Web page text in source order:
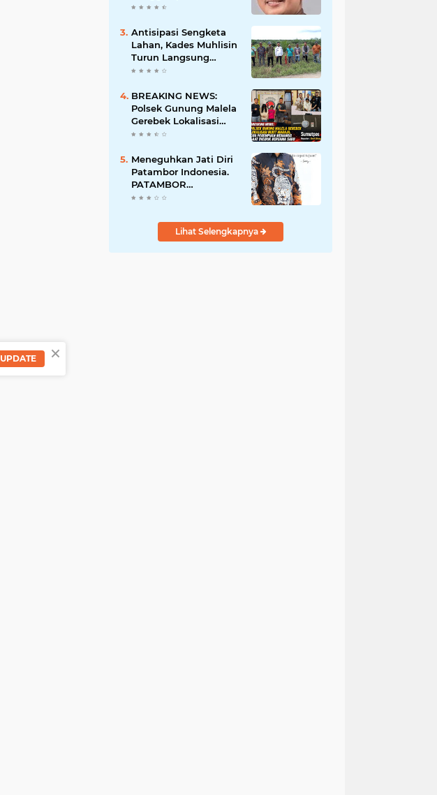
Pensiunan Guru dan
Pastikan Proses
Hukum Berjalan
Antisipasi Sengketa
Lahan, Kades Muhlisin
Turun Langsung
Tinjau Batas Wilayah
Diserobot PT Jatim
Jaya Perkasa
BREAKING NEWS:
Polsek Gunung Malela
Gerebek Lokalisasi
Bukit Maraja, Dua
Saat Diciduk Bersama
Sabu
Meneguhkan Jati Diri
Patambor Indonesia.
PATAMBOR
INDONESIA Akan
Jakarta.
Lihat Selengkapnya
×
UPDATE